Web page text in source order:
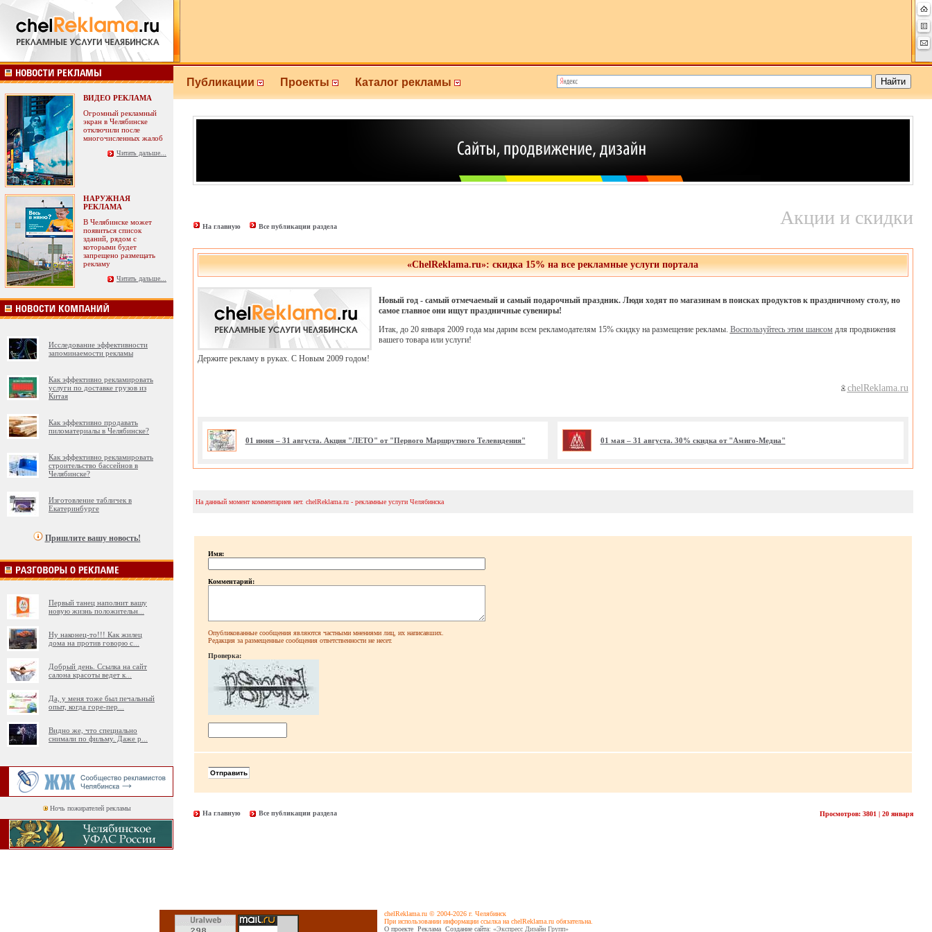
ВИДЕО РЕКЛАМА
Огромный рекламный
экран в Челябинске
отключили после
многочисленных жалоб
Читать дальше...
НАРУЖНАЯ
РЕКЛАМА
В Челябинске может
появиться список
зданий, рядом с
которыми будет
запрещено размещать
рекламу
Читать дальше...
Исследование эффективности
запоминаемости рекламы
Как эффективно рекламировать
услуги по доставке грузов из
Китая
Как эффективно продавать
пиломатериалы в Челябинске?
Как эффективно рекламировать
строительство бассейнов в
Челябинске?
Изготовление табличек в
Екатеринбурге
Пришлите вашу новость!
Первый танец наполнит вашу
новую жизнь положительн
Ну наконец-то!!! Как жилец
дома на против говорю с
Добрый день. Ссылка на сайт
салона красоты ведет к
Да, у меня тоже был печальный
опыт, когда горе-пер
Видно же, что специально
снимали по фильму. Даже р
Ночь пожирателей рекламы
Публикации Проекты Каталог рекламы
На главную Все публикации раздела Акции и скидки
«ChelReklama.ru»: скидка 15% на все рекламные услуги портала
Новый год - самый отмечаемый и самый подарочный праздник. Люди ходят по магазинам в поисках продуктов к праздничному столу, но
самое главное они ищут праздничные сувениры!
Итак, до 20 января 2009 года мы дарим всем рекламодателям 15% скидку на размещение рекламы. Воспользуйтесь этим шансом для продвижения
вашего товара или услуги!
Держите рекламу в руках. С Новым 2009 годом!
chelReklama.ru
01 июня – 31 августа. Акция "ЛЕТО" от "Первого Маршрутного Телевидения" 01 мая – 31 августа. 30% скидка от "Амиго-Медиа"
На данный момент комментариев нет. chelReklama.ru - рекламные услуги Челябинска
Имя:
Комментарий:
Опубликованные сообщения являются частными мнениями лиц, их написавших.
Редакция за размещенные сообщения ответственности не несет.
Проверка:
На главную Все публикации раздела Просмотров: 3801 | 20 января
chelReklama.ru © 2004-2026 г. Челябинск
При использовании информации ссылка на chelReklama.ru обязательна.
О проекте Реклама Cоздание сайта: «Экспресс Дизайн Групп»